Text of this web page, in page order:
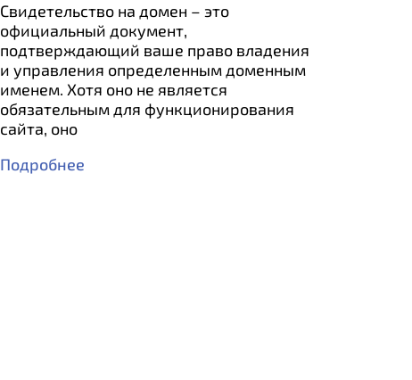
Свидетельство на домен – это
официальный документ,
подтверждающий ваше право владения
и управления определенным доменным
именем. Хотя оно не является
обязательным для функционирования
сайта, оно
Подробнее